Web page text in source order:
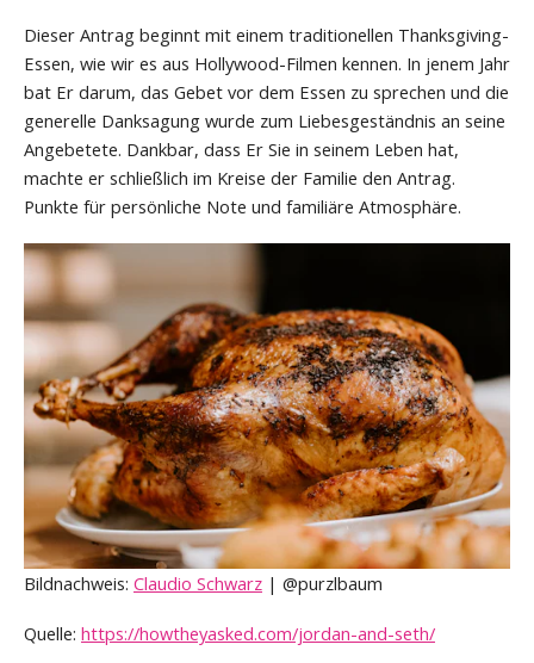
Dieser Antrag beginnt mit einem traditionellen Thanksgiving-
Essen, wie wir es aus Hollywood-Filmen kennen. In jenem Jahr
bat Er darum, das Gebet vor dem Essen zu sprechen und die
generelle Danksagung wurde zum Liebesgeständnis an seine
Angebetete. Dankbar, dass Er Sie in seinem Leben hat,
machte er schließlich im Kreise der Familie den Antrag.
Punkte für persönliche Note und familiäre Atmosphäre.
Bildnachweis: Claudio Schwarz | @purzlbaum
Quelle: https://howtheyasked.com/jordan-and-seth/